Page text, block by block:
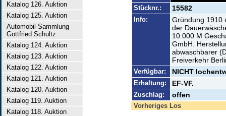
Katalog 126. Auktion
Katalog 125. Auktion
Automobil-Sammlung
Gottfried Schultz
Katalog 124. Auktion
Katalog 123. Auktion
Katalog 122. Auktion
Katalog 121. Auktion
Katalog 120. Auktion
Katalog 119. Auktion
Katalog 118. Auktion
Stücknr.: 15582
Info:
Gründung 1910
der
10.000 M
GmbH.
abwaschbarer
Freiverkehr
Verfügbar: NICHT
Erhaltung: EF-VF.
Zuschlag: offen
Vorheriges Los